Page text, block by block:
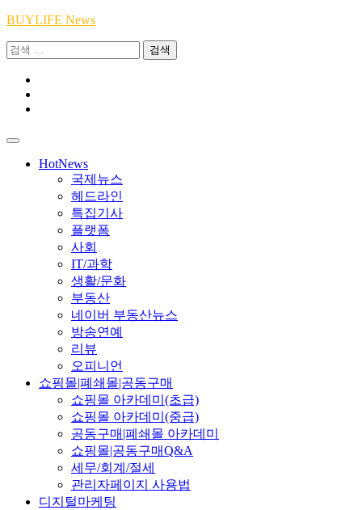
Skip
content
BUYLIFE News
검
HotNews
국제뉴스
헤드라인
특집기사
플랫폼
사회
IT/과학
생활/문화
부동산
네이버 부동산뉴스
방송연예
리뷰
오피니언
쇼핑몰|폐쇄몰|공동구매
쇼핑몰 아카데미(초급)
쇼핑몰 아카데미(중급)
공동구매|폐쇄몰 아카데미
쇼핑몰|공동구매Q&A
세무/회계/절세
관리자페이지 사용법
디지털마케팅